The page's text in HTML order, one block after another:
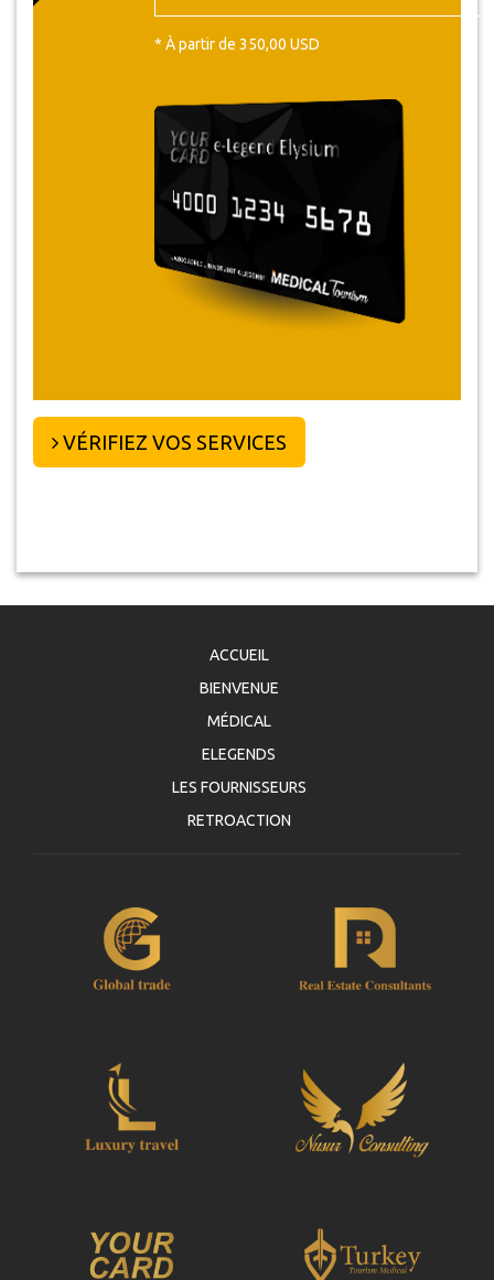
* À partir de 350,00 USD
VÉRIFIEZ VOS SERVICES
ACCUEIL
BIENVENUE
MÉDICAL
ELEGENDS
LES FOURNISSEURS
RETROACTION